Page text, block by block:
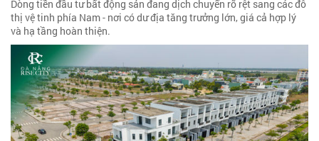
Dòng tiền đầu tư bất động sản đang dịch chuyển rõ rệt sang các đô
thị vệ tinh phía Nam - nơi có dư địa tăng trưởng lớn, giá cả hợp lý
và hạ tầng hoàn thiện.